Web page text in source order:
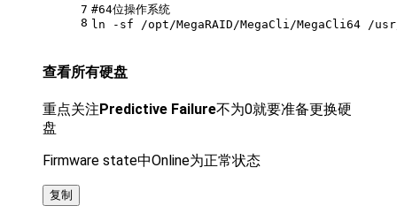
7
8
#64位操作系统
ln -sf /opt/MegaRAID/MegaCli/MegaCli64 /
查看所有硬盘
重点关注 Predictive Failure不为0就要准备更换硬
盘
Firmware state中Online为正常状态
复制